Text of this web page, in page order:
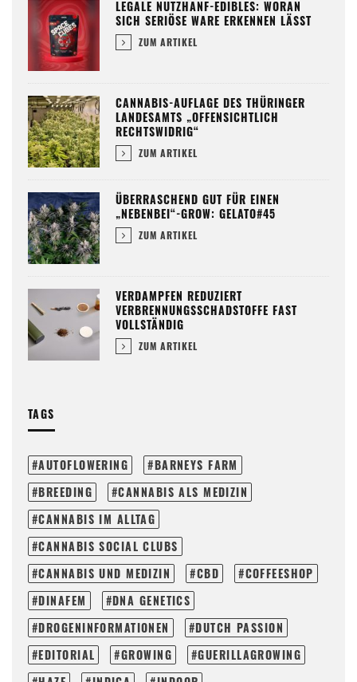
LEGALE NUTZHANF-EDIBLES: WORAN
SICH SERIÖSE WARE ERKENNEN LÄSST
ZUM ARTIKEL
CANNABIS-AUFLAGE DES THÜRINGER
LANDESAMTS „OFFENSICHTLICH
RECHTSWIDRIG“
ZUM ARTIKEL
ÜBERRASCHEND GUT FÜR EINEN
„NEBENBEI“-GROW: GELATO#45
ZUM ARTIKEL
VERDAMPFEN REDUZIERT
VERBRENNUNGSSCHADSTOFFE FAST
VOLLSTÄNDIG
ZUM ARTIKEL
TAGS
AUTOFLOWERING
BARNEYS FARM
BREEDING
CANNABIS ALS MEDIZIN
CANNABIS IM ALLTAG
CANNABIS SOCIAL CLUBS
CANNABIS UND MEDIZIN
CBD
COFFEESHOP
DINAFEM
DNA GENETICS
DROGENINFORMATIONEN
DUTCH PASSION
EDITORIAL
GROWING
GUERILLAGROWING